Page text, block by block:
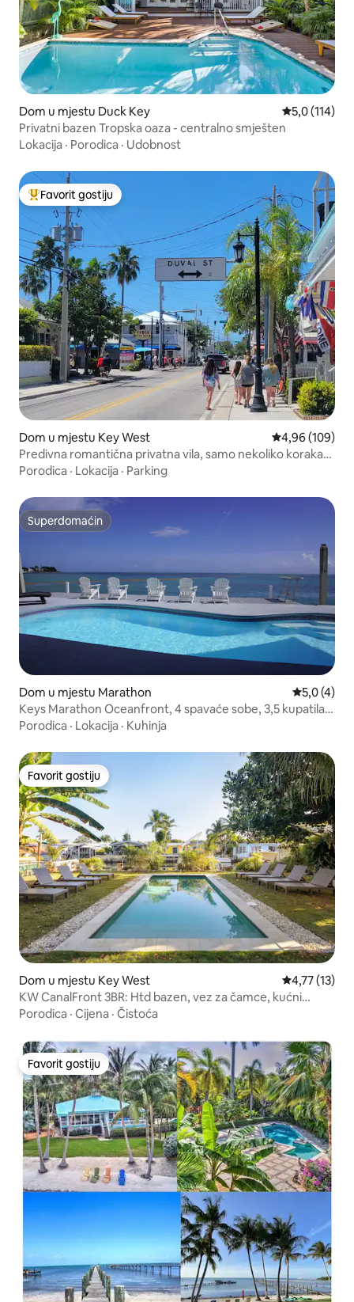
Dom u mjestu Duck Key Prosječna
5,0 (114)
Privatni bazen Tropska oaza - centralno smješten
Lokacija · Porodica · Udobnost
Glavni favorit gostiju
Favorit gostiju
Dom u mjestu Key West Prosječna
4,96 (109)
Predivna romantična privatna vila, samo nekoliko koraka
od Duvala!
Porodica · Lokacija · Parking
Superdomaćin
Superdomaćin
Dom u mjestu Marathon Prosječna
5,0 (4)
Keys Marathon Oceanfront, 4 spavaće sobe, 3,5 kupatila,
bazen.
Porodica · Lokacija · Kuhinja
Favorit gostiju
Favorit gostiju
Dom u mjestu Key West Prosječna
4,77 (13)
KW CanalFront 3BR: Htd bazen, vez za čamce, kućni
ljubimci OK
Porodica · Cijena · Čistoća
Favorit gostiju
Favorit gostiju